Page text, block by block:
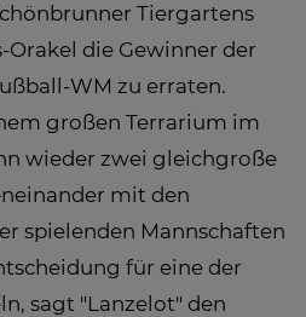
Tiergartens
Orakel die Gewinner der
WM zu erraten.
großen Terrarium im
wieder zwei gleichgroße
mit den
spielenden Mannschaften
für eine der
sagt "Lanzelot" den